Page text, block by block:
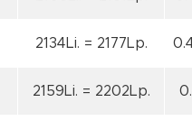
2134Li. = 2177Lp.
2159Li. = 2202Lp.